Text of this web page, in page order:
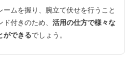
ームを握り、腕立て伏せを行うこと
付きのため、 活用の仕方で様々な
ができるでしょう。